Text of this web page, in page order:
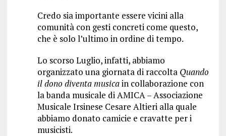
Credo sia importante essere vicini alla
comunità con gesti concreti come questo,
che è solo l’ultimo in ordine di tempo.
Lo scorso Luglio, infatti, abbiamo
organizzato una giornata di raccolta Quando
il dono diventa musicain collaborazione con
la banda musicale di AMICA – Associazione
Musicale Irsinese Cesare Altieri alla quale
abbiamo donato camicie e cravatte per i
musicisti.